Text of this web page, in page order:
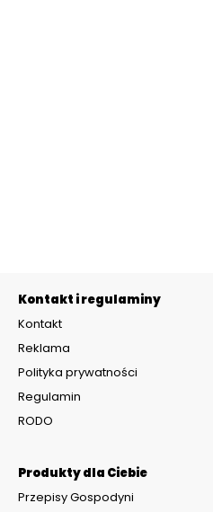
Kontakt i regulaminy
Kontakt
Reklama
Polityka prywatności
Regulamin
RODO
Produkty dla Ciebie
Przepisy Gospodyni